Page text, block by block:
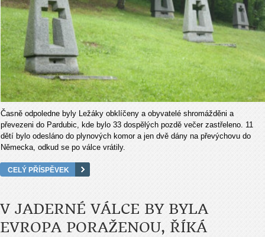
Časně odpoledne byly Ležáky obklíčeny a obyvatelé shromážděni a
převezeni do Pardubic, kde bylo 33 dospělých pozdě večer zastřeleno. 11
dětí bylo odesláno do plynových komor a jen dvě dány na převýchovu do
Německa, odkud se po válce vrátily.
CELÝ PŘÍSPĚVEK
V JADERNÉ VÁLCE BY BYLA
EVROPA PORAŽENOU, ŘÍKÁ